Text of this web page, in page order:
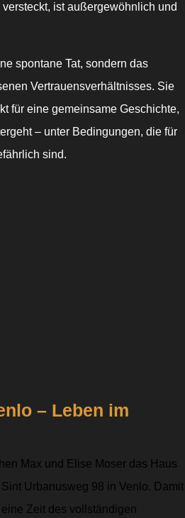
ist außergewöhnlich und
spontane Tat, sondern das
Vertrauensverhältnisses. Sie
für eine gemeinsame Geschichte,
– unter Bedingungen, die für
sind.
– Leben im
Max und Elise Moser das Haus
Urbanusweg 98 in Venlo. Damit
Zeit des vollständigen